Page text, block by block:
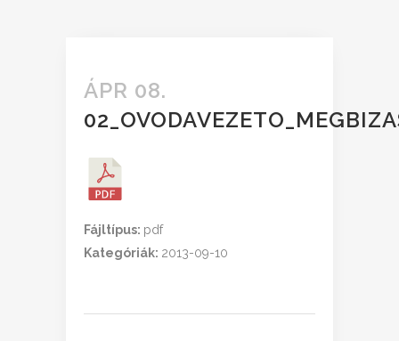
ÁPR 08.
Fájltípus: pdf
Kategóriák: 2013-09-10